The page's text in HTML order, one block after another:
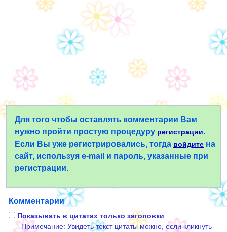
Для того чтобы оставлять комментарии Вам
нужно пройти простую процедуру регистрации.
Если Вы уже регистрировались, тогда войдите на
сайт, используя e-mail и пароль, указанные при
регистрации.
Комментарии
Показывать в цитатах только заголовки
Примечание: Увидеть текст цитаты можно, если кликнуть